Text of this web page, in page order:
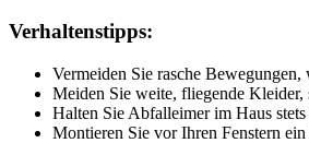
Verhaltenstipps:
Vermeiden Sie rasche
Meiden Sie weite, fliegende Kleider,
Halten Sie Abfalleimer im Haus stets
Montieren Sie vor Ihren Fenstern